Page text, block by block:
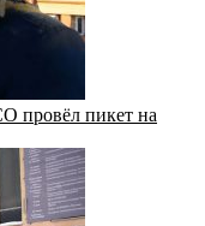
провёл пикет на